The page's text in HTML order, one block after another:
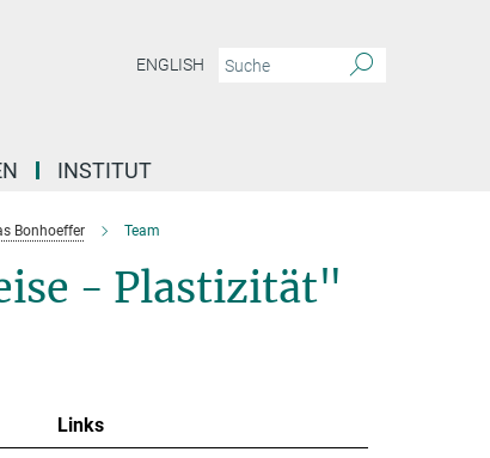
ENGLISH
INSTITUT
Bonhoeffer Team
- Plastizität"
Links